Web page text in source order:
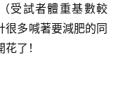
（受試者體重基數較
很多喊著要減肥的同
了！